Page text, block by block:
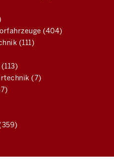
(404)
(111)
(7)